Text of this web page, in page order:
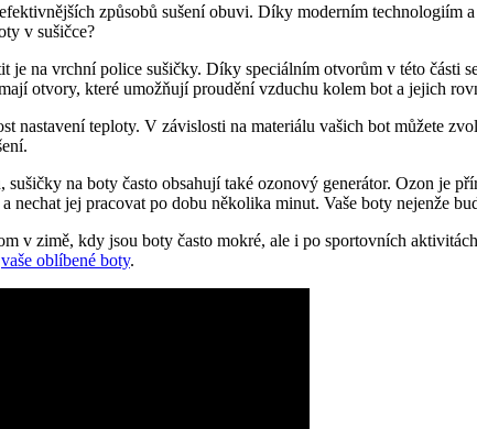
způsobů sušení obuvi. Díky moderním
v sušičce?
na vrchní police ⁣sušičky. Díky⁣ speciálním ​otvorům v této části
otvory, ‌které umožňují proudění vzduchu kolem bot a ​jejich
nastavení teploty. ‌V závislosti na materiálu vašich bot můžete
na boty často⁤ obsahují také ozonový⁣ generátor. Ozon je
nechat⁤ jej pracovat po dobu několika⁢ minut. ⁢Vaše boty nejenže
v zimě, kdy jsou ⁤boty často mokré, ale i po⁣ sportovních
vaše oblíbené boty.